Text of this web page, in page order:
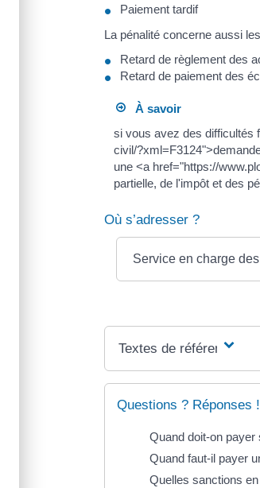
Paiement tardif
La pénalité concerne aussi
Retard de règlement des
Retard de paiement des
À savoir
si vous avez des difficultés
civil/
une <a href="https://
partielle, de l'impôt et des
Où s’adresser ?
Service en charge
Textes de référence
Questions ? Réponses !
Quand doit-on payer
Quand faut-il payer
Quelles sanctions